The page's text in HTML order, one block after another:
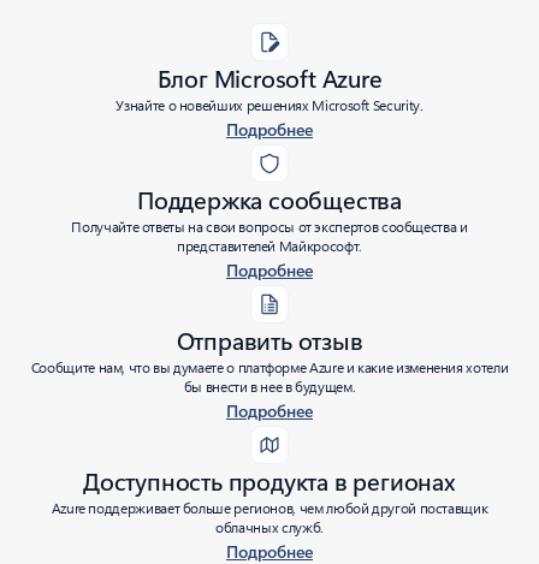
Блог Microsoft Azure
Узнайте о новейших решениях Microsoft Security.
Подробнее
Поддержка сообщества
Получайте ответы на свои вопросы от экспертов сообщества и
представителей Майкрософт.
Подробнее
Отправить отзыв
Сообщите нам, что вы думаете о платформе Azure и какие изменения хотели
бы внести в нее в будущем.
Подробнее
Доступность продукта в регионах
Azure поддерживает больше регионов, чем любой другой поставщик
облачных служб.
Подробнее